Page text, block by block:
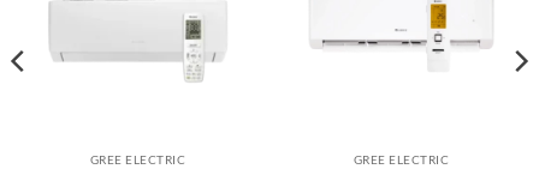
GREE ELECTRIC GREE ELECTRIC